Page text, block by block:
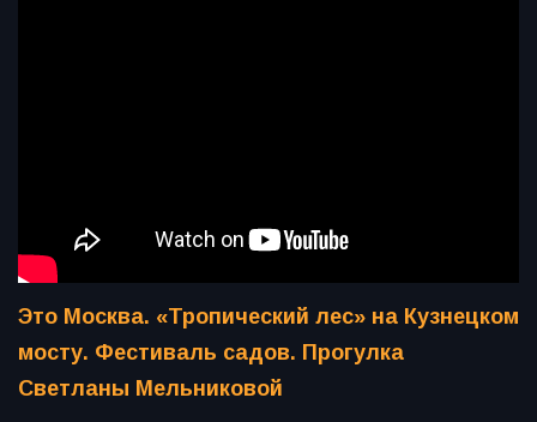
Это Москва. «Тропический лес» на Кузнецком
мосту. Фестиваль садов. Прогулка
Светланы Мельниковой